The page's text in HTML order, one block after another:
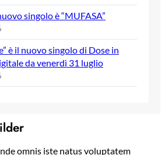
singolo è “MUFASA”
è il nuovo singolo di Dose in
da venerdì 31 luglio
omnis iste natus voluptatem